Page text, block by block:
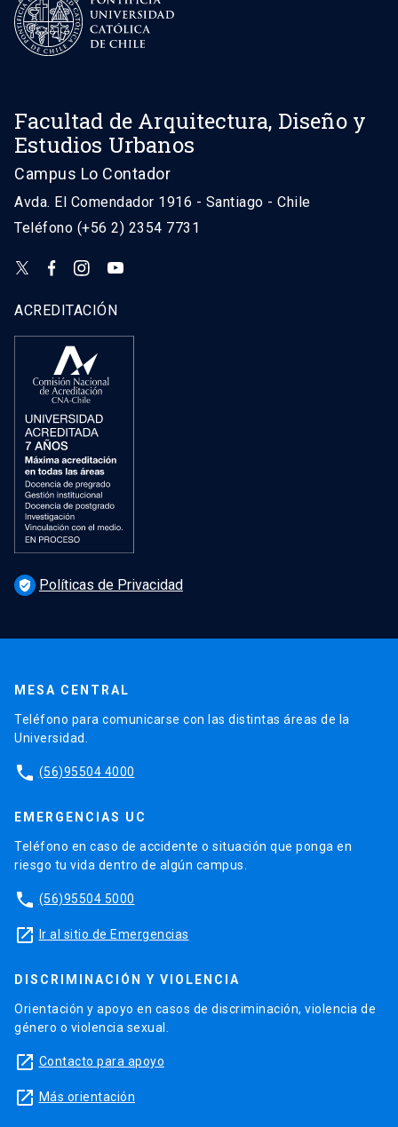
Facultad de Arquitectura, Diseño y
Estudios Urbanos
Campus Lo Contador
Avda. El Comendador 1916 - Santiago - Chile
Teléfono (+56 2) 2354 7731
ACREDITACIÓN
verified_user Políticas de Privacidad
MESA CENTRAL
Teléfono para comunicarse con las distintas áreas de la
Universidad.
phone (56)95504 4000
EMERGENCIAS UC
Teléfono en caso de accidente o situación que ponga en
riesgo tu vida dentro de algún campus.
phone (56)95504 5000
launch Ir al sitio de Emergencias
DISCRIMINACIÓN Y VIOLENCIA
Orientación y apoyo en casos de discriminación, violencia de
género o violencia sexual.
launch Contacto para apoyo
launch Más orientación